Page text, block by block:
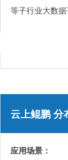
等子行业大数据
云上鲲鹏 分
应用场景：